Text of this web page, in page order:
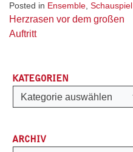
Posted in Ensemble, Schauspiel
Beitragsnavigation
Herzrasen vor dem großen
Auftritt
KATEGORIEN
Kategorien
Kategorie auswählen
ARCHIV